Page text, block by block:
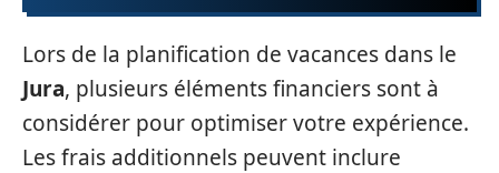
Lors de la planification de vacances dans le
Jura, plusieurs éléments financiers sont à
considérer pour optimiser votre expérience.
Les frais additionnels peuvent inclure